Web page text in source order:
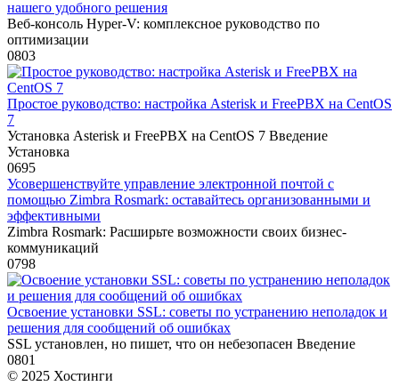
нашего удобного решения
Веб-консоль Hyper-V: комплексное руководство по
оптимизации
0803
Простое руководство: настройка Asterisk и FreePBX на CentOS
7
Установка Asterisk и FreePBX на CentOS 7 Введение
Установка
0695
Усовершенствуйте управление электронной почтой с
помощью Zimbra Rosmark: оставайтесь организованными и
эффективными
Zimbra Rosmark: Расширьте возможности своих бизнес-
коммуникаций
0798
Освоение установки SSL: советы по устранению неполадок и
решения для сообщений об ошибках
SSL установлен, но пишет, что он небезопасен Введение
0801
© 2025 Хостинги